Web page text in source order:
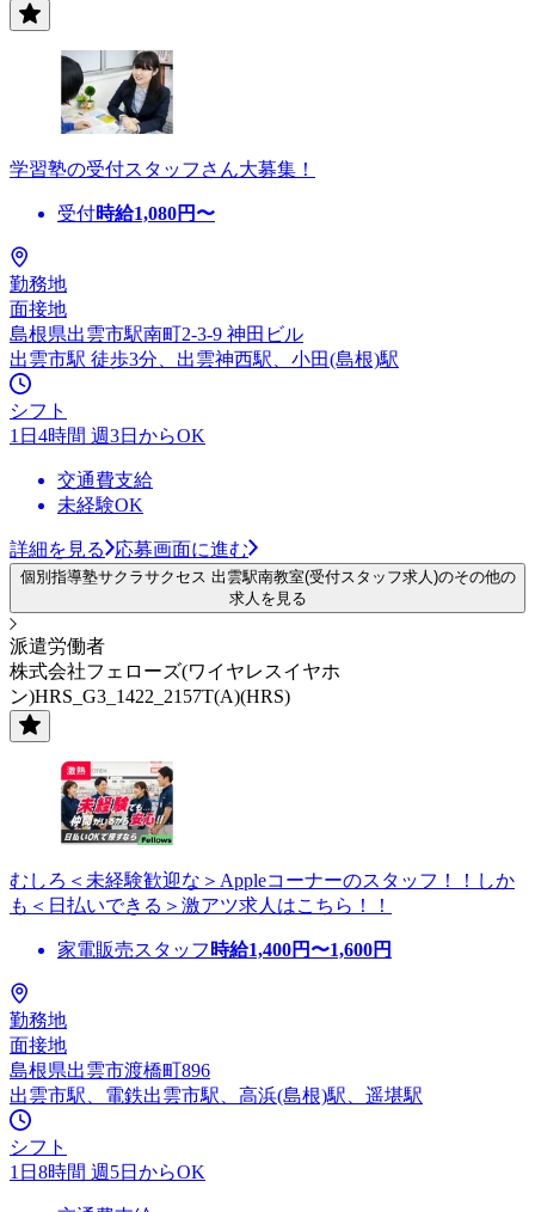
学習塾の受付スタッフさん大募集！
受付時給1,080円〜
勤務地
面接地
島根県出雲市駅南町2-3-9 神田ビル
出雲市駅 徒歩3分、出雲神西駅、小田(島根)駅
シフト
1日4時間 週3日からOK
交通費支給
未経験OK
詳細を見る 応募画面に進む
個別指導塾サクラサクセス 出雲駅南教室(受付スタッフ求人)のその他の
求人を見る
派遣労働者
株式会社フェローズ(ワイヤレスイヤホ
ン)HRS_G3_1422_2157T(A)(HRS)
むしろ＜未経験歓迎な＞Appleコーナーのスタッフ！！しか
も＜日払いできる＞激アツ求人はこちら！！
家電販売スタッフ 時給1,400円〜1,600円
勤務地
面接地
島根県出雲市渡橋町896
出雲市駅、電鉄出雲市駅、高浜(島根)駅、遥堪駅
シフト
1日8時間 週5日からOK